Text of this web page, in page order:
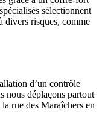
sélectionnent
divers risques, comme
d’un contrôle
nous déplaçons partout
rue des Maraîchers en